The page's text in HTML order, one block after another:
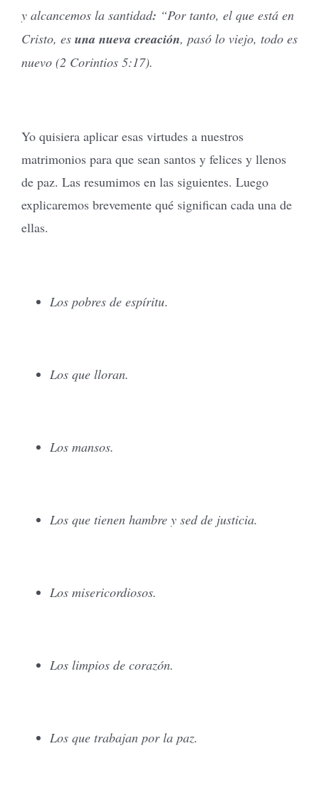
y alcancemos la santidad: “Por tanto, el que está en
Cristo, es una nueva creación, pasó lo viejo, todo es
nuevo (2 Corintios 5:17).
Yo quisiera aplicar esas virtudes a nuestros
matrimonios para que sean santos y felices y llenos
de paz. Las resumimos en las siguientes. Luego
explicaremos brevemente qué significan cada una de
ellas.
Los pobres de espíritu.
Los que lloran.
Los mansos.
Los que tienen hambre y sed de justicia.
Los misericordiosos.
Los limpios de corazón.
Los que trabajan por la paz.